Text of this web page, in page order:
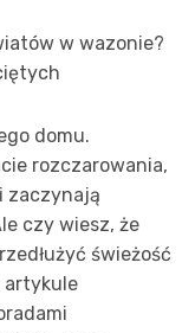
w wazonie?
domu.
rozczarowania,
zaczynają
czy wiesz, że
świeżość
artykule